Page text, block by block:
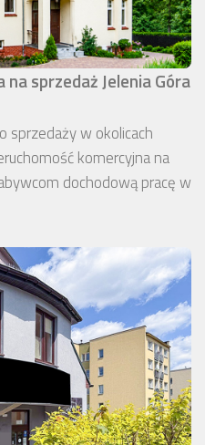
sprzedaż Jelenia Góra
sprzedaży w okolicach
komercyjna na
dochodową pracę w